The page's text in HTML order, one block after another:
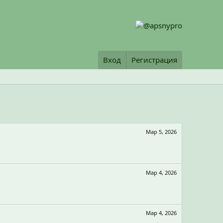
Вход Регистрация
Мар 5, 2026
Мар 4, 2026
Мар 4, 2026